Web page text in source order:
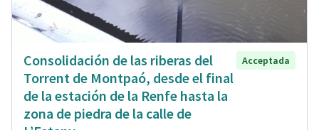
Consolidación de las riberas del
Torrent de Montpaó, desde el final
de la estación de la Renfe hasta la
zona de piedra de la calle de
Acceptada